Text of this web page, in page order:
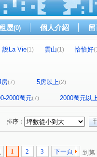
屋(0) 個人介紹
說La Vie(1) 雲山(1) 恰恰好
(1)
宏道新竹帝寶8區3號(華廈區
天下(1) 豐邑1第 埔頂路(1)
勝利十五街(1) 經國路二段(1)
東光路(1) 建中一路
食
路一段(2) 明湖路(1)
中崙
房(7) 5房以上(2)
2000萬元(7) 2000萬元以
排序：
1 2 3 下一頁 到第